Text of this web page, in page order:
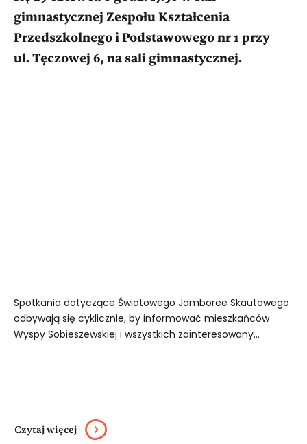
gimnastycznej Zespołu Kształcenia
Przedszkolnego i Podstawowego nr 1 przy
ul. Tęczowej 6, na sali gimnastycznej.
Spotkania dotyczące Światowego Jamboree Skautowego
odbywają się cyklicznie, by informować mieszkańców
Wyspy Sobieszewskiej i wszystkich zainteresowany...
Czytaj więcej